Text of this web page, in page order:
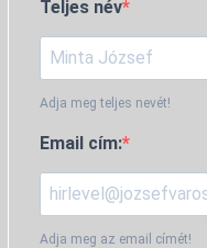
Teljes név
Adja meg teljes nevét!
Email cím:
Adja meg az email címét!